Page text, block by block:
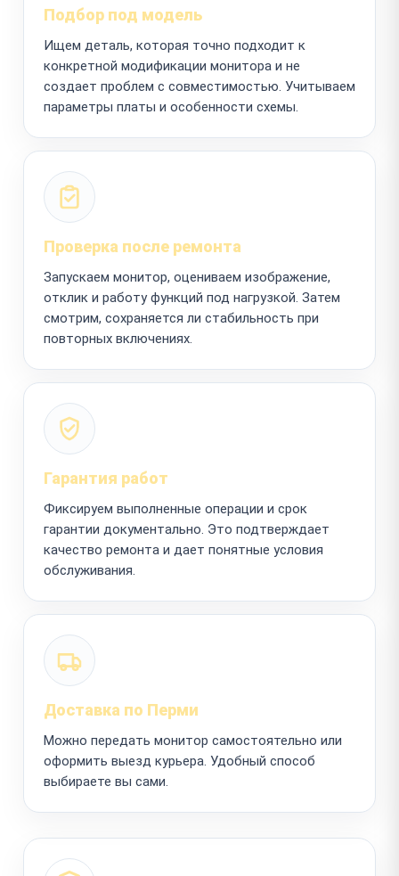
Подбор под модель
Ищем деталь, которая точно подходит к
конкретной модификации монитора и не
создает проблем с совместимостью. Учитываем
параметры платы и особенности схемы.
Проверка после ремонта
Запускаем монитор, оцениваем изображение,
отклик и работу функций под нагрузкой. Затем
смотрим, сохраняется ли стабильность при
повторных включениях.
Гарантия работ
Фиксируем выполненные операции и срок
гарантии документально. Это подтверждает
качество ремонта и дает понятные условия
обслуживания.
Доставка по Перми
Можно передать монитор самостоятельно или
оформить выезд курьера. Удобный способ
выбираете вы сами.